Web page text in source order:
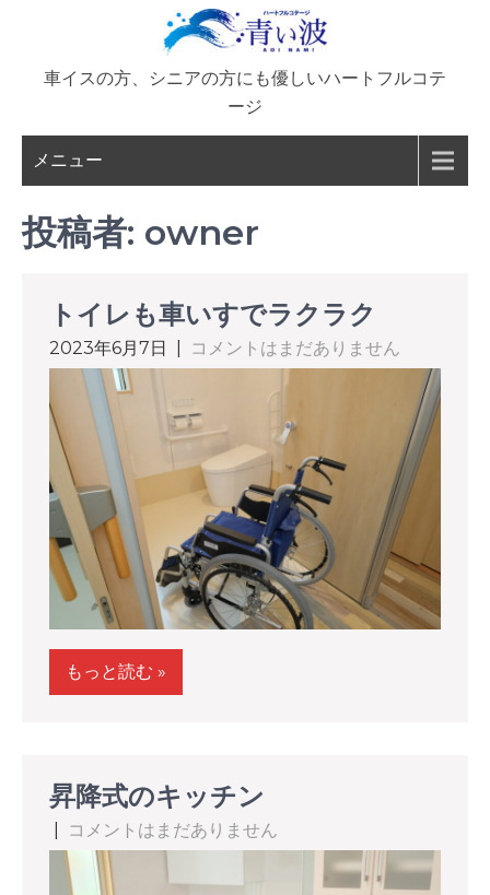
車イスの方、シニアの方にも優しいハートフルコテ
ージ
メニュー
投稿者: owner
トイレも車いすでラクラク
2023年6月7日 コメントはまだありません
もっと読む »
昇降式のキッチン
コメントはまだありません